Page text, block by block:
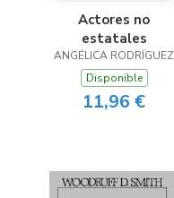
Actores no
estatales
ANGÉLICA RODRÍGUEZ
Disponible
11,96 €